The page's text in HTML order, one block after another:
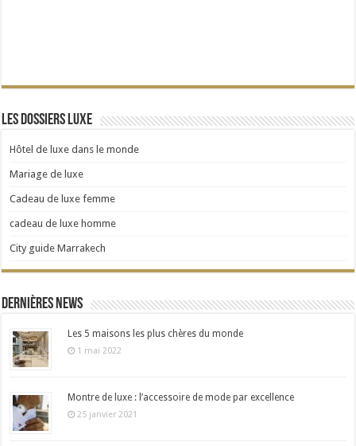
Les dossiers Luxe
Hôtel de luxe dans le monde
Mariage de luxe
Cadeau de luxe femme
cadeau de luxe homme
City guide Marrakech
Dernières news
Les 5 maisons les plus chères du monde
1 mai 2022
Montre de luxe : l’accessoire de mode par excellence
25 janvier 2021